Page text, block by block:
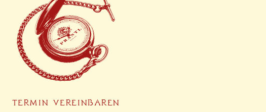
TERMIN VEREINBAREN